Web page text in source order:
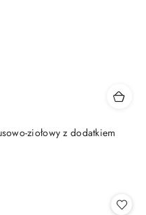
ziołowy z dodatkiem